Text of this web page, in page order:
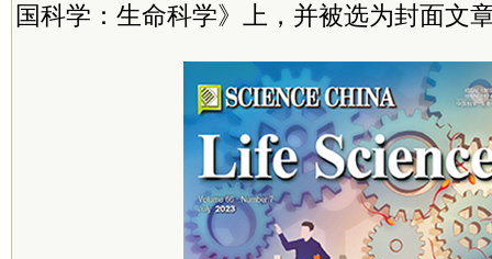
国科学：生命科学》上，并被选为封面文